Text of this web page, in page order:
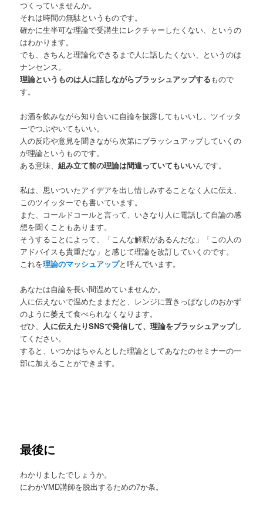
つくっていませんか。
それは時間の無駄というものです。
確かに生半可な理論で受講生にレクチャーしたくない、というの
はわかります。
でも、きちんと理論化できるまで人に話したくない、というのは
ナンセンス。
理論というものは人に話しながらブラッシュアップするもので
す。
お酒を飲みながら知り合いに自論を披露してもいいし、ツイッタ
ーでつぶやいてもいい。
人の反応や意見を聞きながら次第にブラッシュアップしていくの
が理論というものです。
ある意味、組み立て前の理論は間違っていてもいいんです。
私は、思いついたアイデアを出し惜しみすることなく人に伝え、
このツイッターでも書いています。
また、コールドコールと言って、いきなり人に電話して自論の感
想を聞くこともあります。
そうすることによって、「こんな解釈があるんだな」「この人の
アドバイスも貴重だな」と感じて理論を改訂していくのです。
これを理論のマッシュアップと呼んでいます。
あなたは自論を長い間温めていませんか。
人に伝えないで温めたままだと、レンジに置きっぱなしのおかず
のように萎えて食べられなくなります。
ぜひ、
人に伝えたりSNSで発信して、理論をブラッシュアップし
てください。
すると、いつかはちゃんとした理論としてあなたのセミナーの一
部に加えることができます。
最後に
わかりましたでしょうか。
にわかVMD講師を脱出するための7か条。